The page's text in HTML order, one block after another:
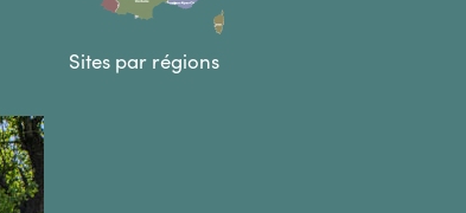
Sites par régions